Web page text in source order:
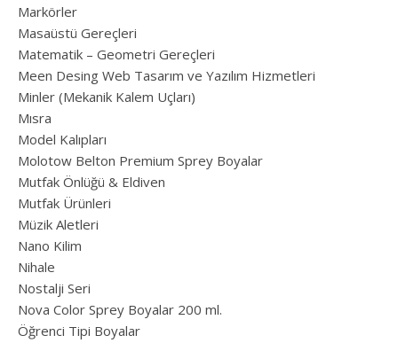
Markörler
Masaüstü Gereçleri
Matematik – Geometri Gereçleri
Meen Desing Web Tasarım ve Yazılım Hizmetleri
Minler (Mekanik Kalem Uçları)
Mısra
Model Kalıpları
Molotow Belton Premium Sprey Boyalar
Mutfak Önlüğü & Eldiven
Mutfak Ürünleri
Müzik Aletleri
Nano Kilim
Nihale
Nostalji Seri
Nova Color Sprey Boyalar 200 ml.
Öğrenci Tipi Boyalar